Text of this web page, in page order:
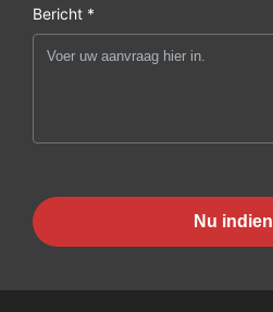
Bericht *
Nu